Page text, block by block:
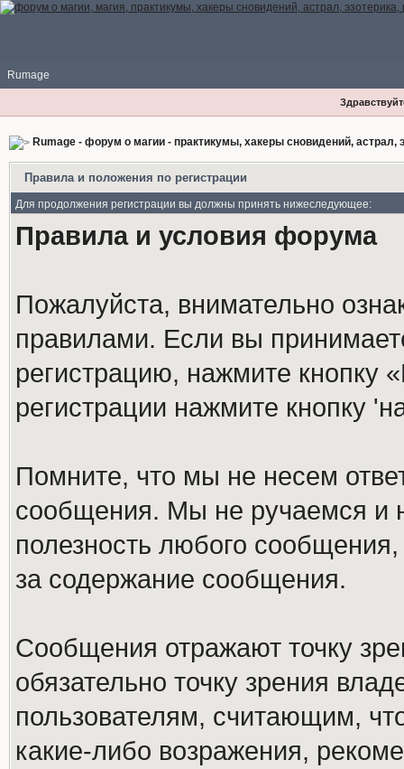
Rumage
Rumage - форум о магии - практикумы, хакеры сновидений, астрал,
Правила и положения по регистрации
Для продолжения регистрации вы должны принять нижеследующее:
Правила и условия форума
Пожалуйста, внимательно
правилами. Если вы
регистрацию, нажмите кнопку
регистрации нажмите кнопку
Помните, что мы не несем
сообщения. Мы не ручаемся и
полезность любого
за содержание сообщения.
Сообщения отражают точку
обязательно точку зрения
пользователям, считающим,
какие-либо возражения,